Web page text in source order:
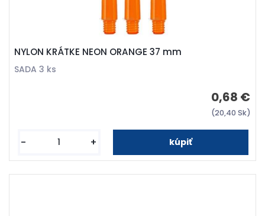
NYLON KRÁTKE NEON ORANGE 37 mm
SADA 3 ks
0,68 €
(20,40 Sk)
- +